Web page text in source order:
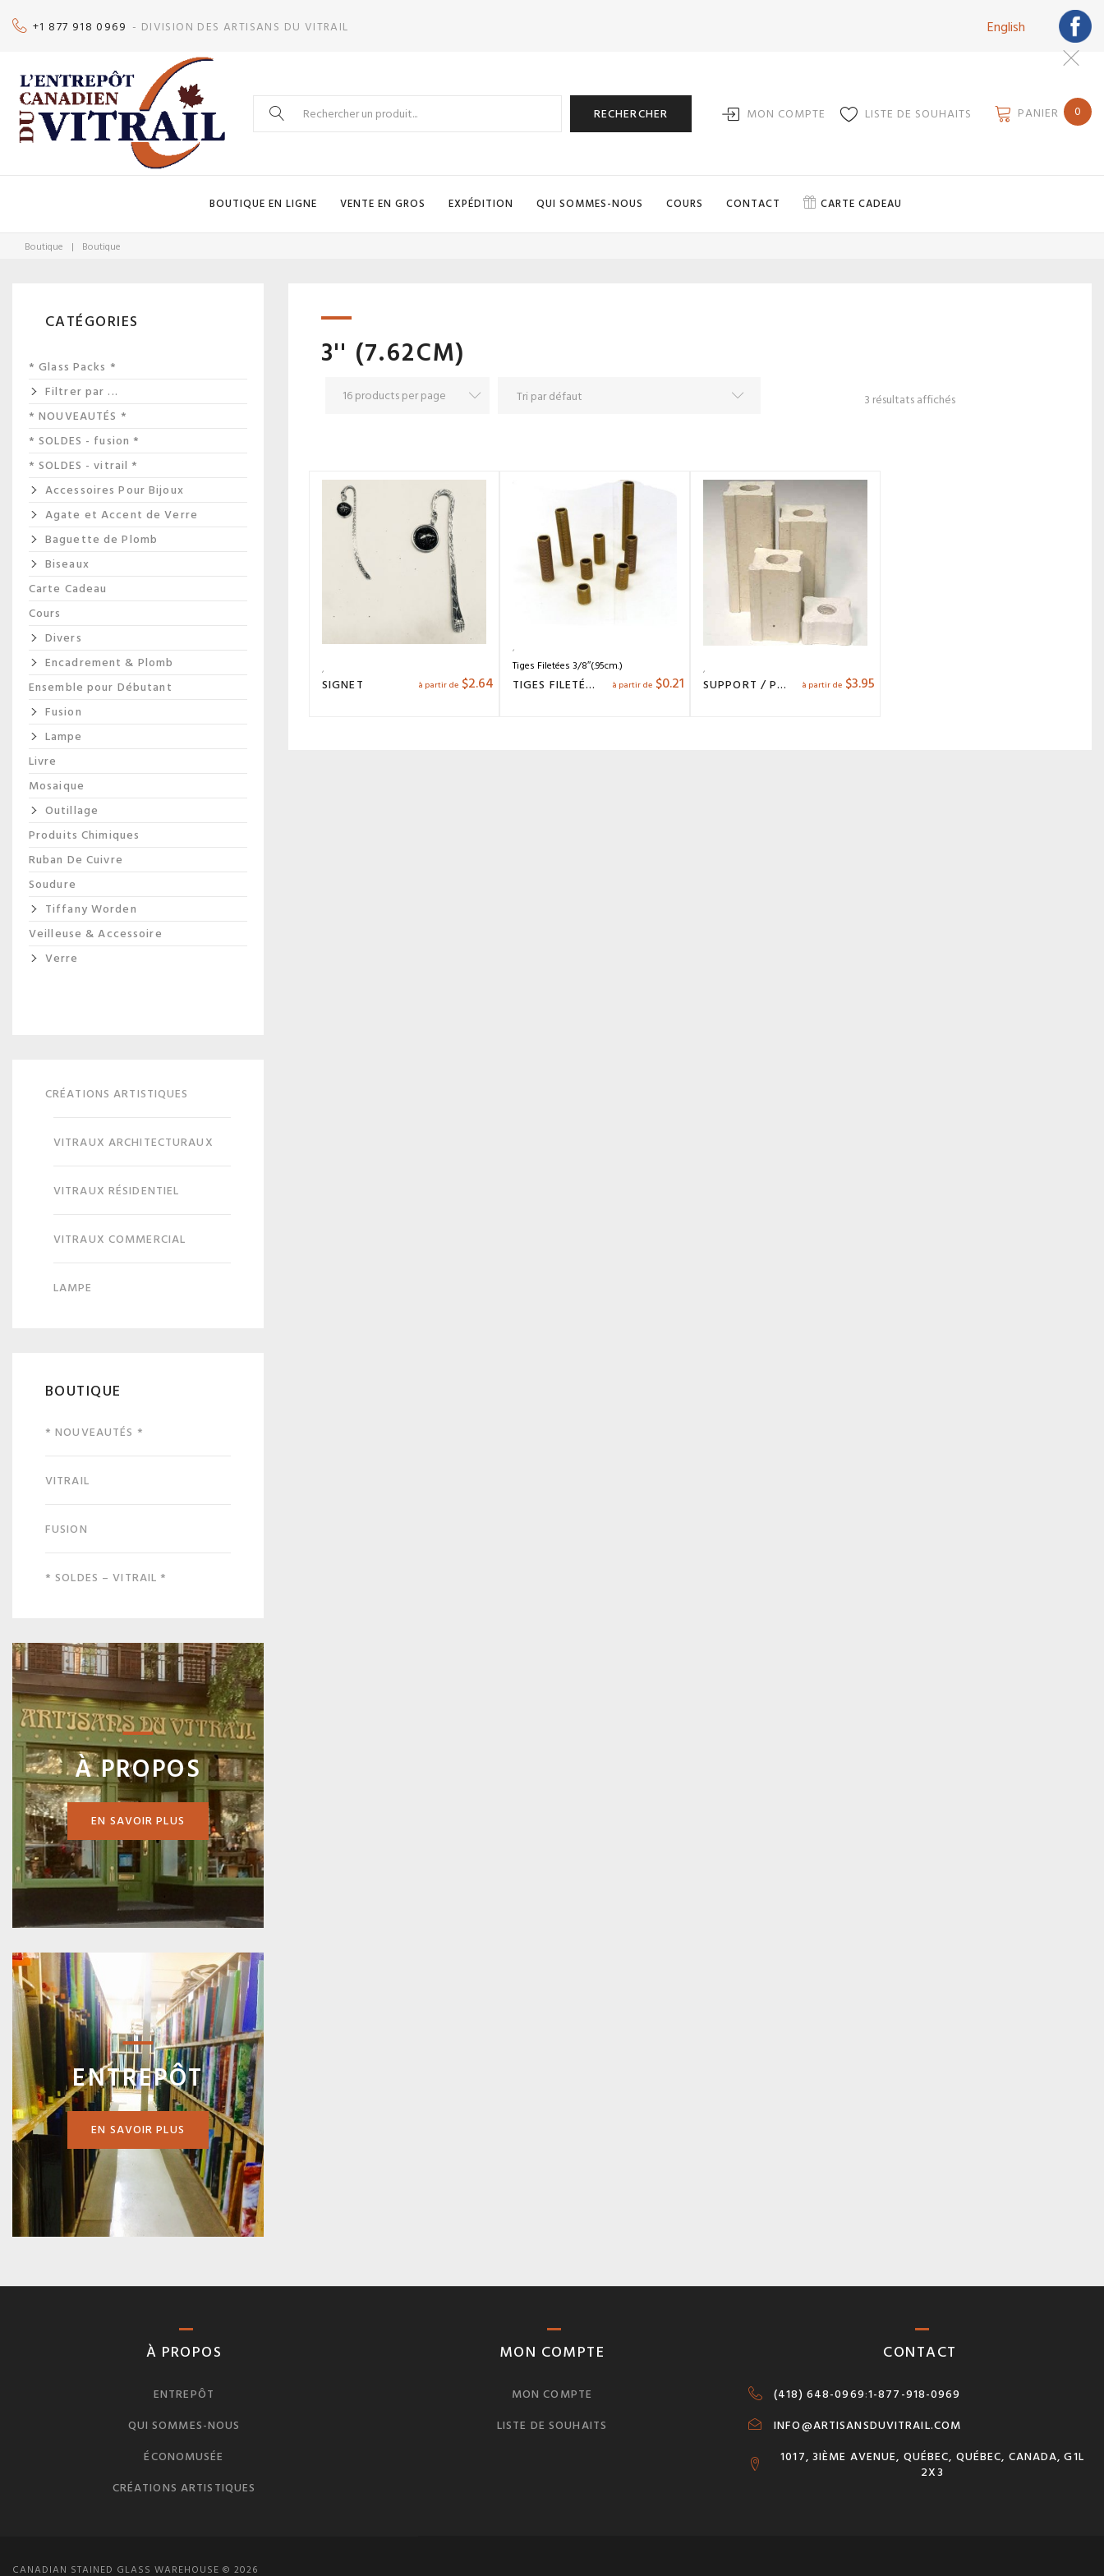
+1 877 918 0969 - DIVISION DES ARTISANS DU VITRAIL English
Search
RECHERCHER MON COMPTE LISTE DE SOUHAITS PANIER 0
BOUTIQUE EN LIGNE VENTE EN GROS EXPÉDITION QUI SOMMES-NOUS COURS CONTACT CARTE CADEAU
Boutique | Boutique
3'' (7.62CM)
3 résultats affichés
SIGNET à partir de $2.64
Tiges Filetées 3/8″(.95cm.)
TIGES FILETÉES à partir de $0.21 SUPPORT / PILIER à partir de $3.95
CATÉGORIES
* Glass Packs *
Filtrer par ...
* NOUVEAUTÉS *
* SOLDES - fusion *
* SOLDES - vitrail *
Accessoires Pour Bijoux
Agate et Accent de Verre
Baguette de Plomb
Biseaux
Carte Cadeau
Cours
Divers
Encadrement & Plomb
Ensemble pour Débutant
Fusion
Lampe
Livre
Mosaique
Outillage
Produits Chimiques
Ruban De Cuivre
Soudure
Tiffany Worden
Veilleuse & Accessoire
Verre
CRÉATIONS ARTISTIQUES
VITRAUX ARCHITECTURAUX
VITRAUX RÉSIDENTIEL
VITRAUX COMMERCIAL
LAMPE
BOUTIQUE
* NOUVEAUTÉS *
VITRAIL
FUSION
* SOLDES – VITRAIL *
À PROPOS
EN SAVOIR PLUS
ENTREPÔT
EN SAVOIR PLUS
À PROPOS
ENTREPÔT
QUI SOMMES-NOUS
ÉCONOMUSÉE
CRÉATIONS ARTISTIQUES
MON COMPTE
MON COMPTE
LISTE DE SOUHAITS
CONTACT
(418) 648-0969:1-877-918-0969
INFO@ARTISANSDUVITRAIL.COM
1017, 3IÈME AVENUE, QUÉBEC, QUÉBEC, CANADA, G1L
2X3
CANADIAN STAINED GLASS WAREHOUSE © 2026